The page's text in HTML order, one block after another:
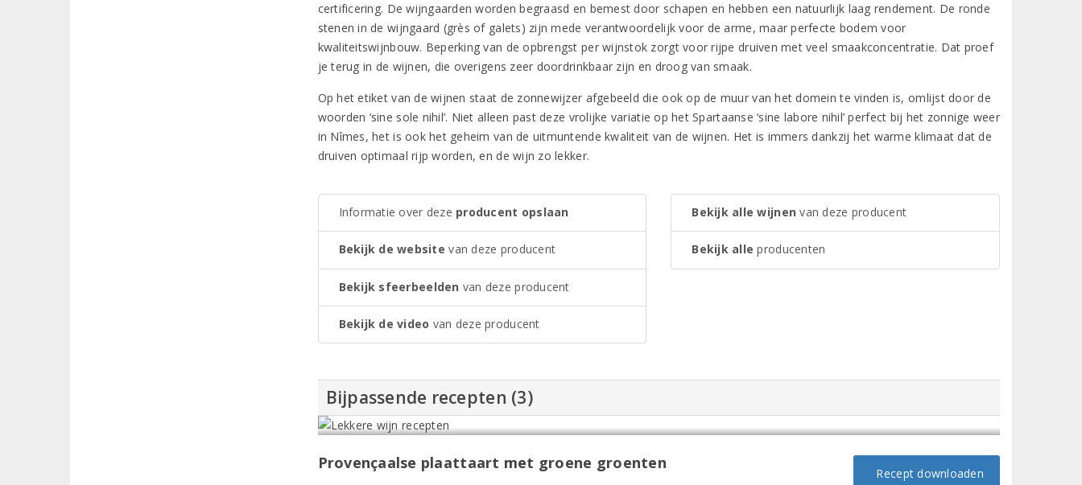
certificering. De wijngaarden worden begraasd en bemest door schapen en hebben een natuurlijk laag rendement. De ronde
stenen in de wijngaard (grès of galets) zijn mede verantwoordelijk voor de arme, maar perfecte bodem voor
kwaliteitswijnbouw. Beperking van de opbrengst per wijnstok zorgt voor rijpe druiven met veel smaakconcentratie. Dat proef
je terug in de wijnen, die overigens zeer doordrinkbaar zijn en droog van smaak.
Op het etiket van de wijnen staat de zonnewijzer afgebeeld die ook op de muur van het domein te vinden is, omlijst door de
woorden ‘sine sole nihil’. Niet alleen past deze vrolijke variatie op het Spartaanse ‘sine labore nihil’ perfect bij het zonnige weer
in Nîmes, het is ook het geheim van de uitmuntende kwaliteit van de wijnen. Het is immers dankzij het warme klimaat dat de
druiven optimaal rijp worden, en de wijn zo lekker.
Informatie over deze producent opslaan
Bekijk de website van deze producent
Bekijk sfeerbeelden van deze producent
Bekijk de video van deze producent
Bekijk alle wijnen van deze producent
Bekijk alle producenten
Bijpassende recepten (3)
Recept downloaden
Provençaalse plaattaart met groene groenten